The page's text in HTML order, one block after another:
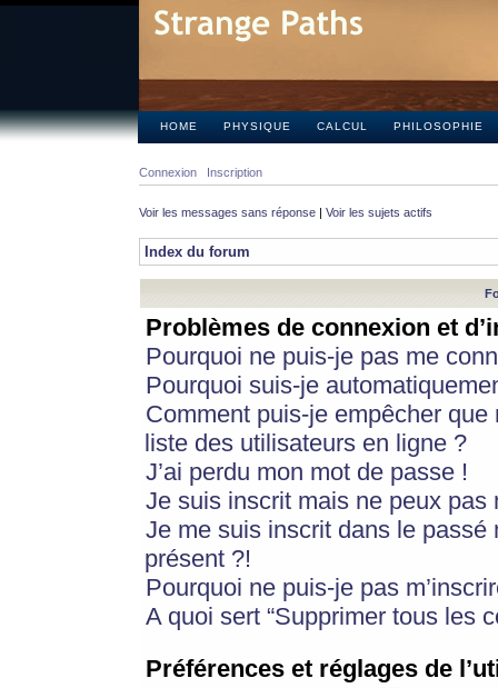
HOME PHYSIQUE CALCUL PHILOSOPHIE
Connexion Inscription
Voir les messages sans réponse | Voir les sujets actifs
Index du forum
Problèmes de connexion et
Pourquoi ne puis-je pas me
Pourquoi suis-je
Comment puis-je empêcher
liste des utilisateurs en ligne ?
J’ai perdu mon mot de passe !
Je suis inscrit mais ne peux pas
Je me suis inscrit dans le
présent ?!
Pourquoi ne puis-je pas
A quoi sert “Supprimer tous les
Préférences et réglages de